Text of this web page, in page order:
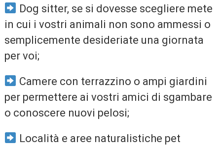
Dog sitter, se si dovesse scegliere mete
in cui i vostri animali non sono ammessi o
semplicemente desideriate una giornata
per voi;
Camere con terrazzino o ampi giardini
per permettere ai vostri amici di sgambare
o conoscere nuovi pelosi;
Località e aree naturalistiche pet